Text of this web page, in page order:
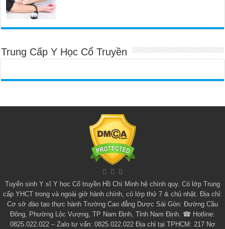
Trung Cấp Y Học Cổ Truyền
Tuyển sinh Y sĩ Y học Cổ truyền Hồ Chí Minh hệ chính quy. Có lớp Trung
cấp YHCT trong và ngoài giờ hành chính, có lớp thứ 7 & chủ nhật. Địa chỉ:
Cơ sở đào tạo thực hành Trường Cao đẳng Dược Sài Gòn: Đường Cầu
Đông, Phường Lộc Vượng, TP Nam Định, Tỉnh Nam Định. ☎ Hotline:
0825.022.022 – Zalo tư vấn: 0825.022.022 Địa chỉ tại TPHCM: 217 Nơ